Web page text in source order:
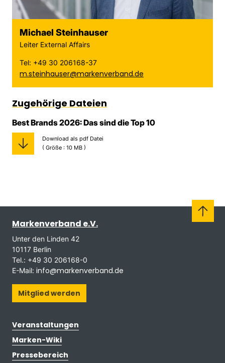
Michael Steinhauser
Leiter External Affairs
Tel: +49 30 206168-37
m.steinhauser@markenverband.de
Zugehörige Dateien
Best Brands 2026: Das sind die Top 10
Download als pdf Datei
( Größe : 10 MB )
Markenverband e.V.
Unter den Linden 42
10117 Berlin
Tel.: +49 30 206168-0
E-Mail: info@markenverband.de
Mitglied werden
Veranstaltungen
Marken-Wiki
Pressebereich